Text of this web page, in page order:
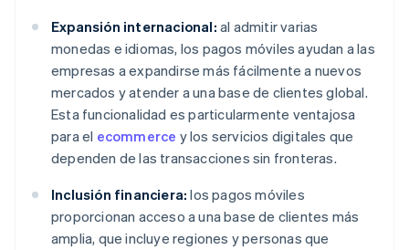
Expansión internacional: al admitir varias
monedas e idiomas, los pagos móviles ayudan a las
empresas a expandirse más fácilmente a nuevos
mercados y atender a una base de clientes global.
Esta funcionalidad es particularmente ventajosa
para el ecommerce y los servicios digitales que
dependen de las transacciones sin fronteras.
Inclusión financiera: los pagos móviles
proporcionan acceso a una base de clientes más
amplia, que incluye regiones y personas que